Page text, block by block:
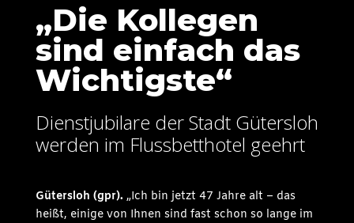
„Die Kollegen
sind einfach das
Wichtigste“
Dienstjubilare der Stadt Gütersloh
werden im Flussbetthotel geehrt
Gütersloh (gpr). „Ich bin jetzt 47 Jahre alt – das
heißt, einige von Ihnen sind fast schon so lange im